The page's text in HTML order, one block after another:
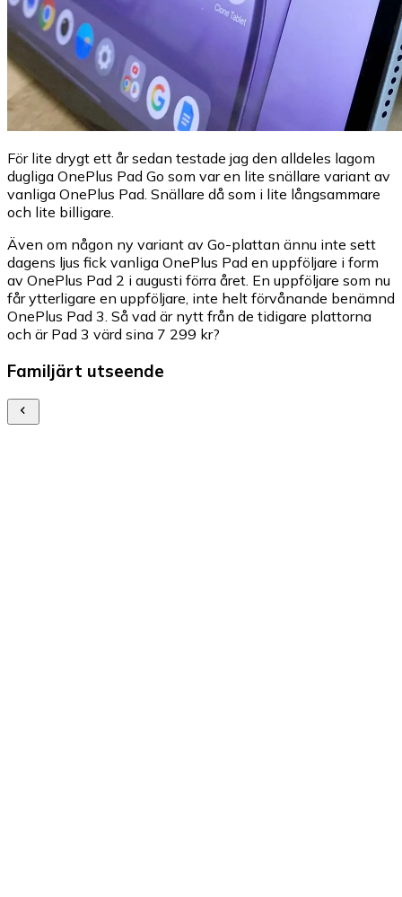
För lite drygt ett år sedan testade jag den alldeles lagom
dugliga OnePlus Pad Go som var en lite snällare variant av
vanliga OnePlus Pad. Snällare då som i lite långsammare
och lite billigare.
Även om någon ny variant av Go-plattan ännu inte sett
dagens ljus fick vanliga OnePlus Pad en uppföljare i form
av OnePlus Pad 2 i augusti förra året. En uppföljare som nu
får ytterligare en uppföljare, inte helt förvånande benämnd
OnePlus Pad 3. Så vad är nytt från de tidigare plattorna
och är Pad 3 värd sina 7 299 kr?
Familjärt utseende